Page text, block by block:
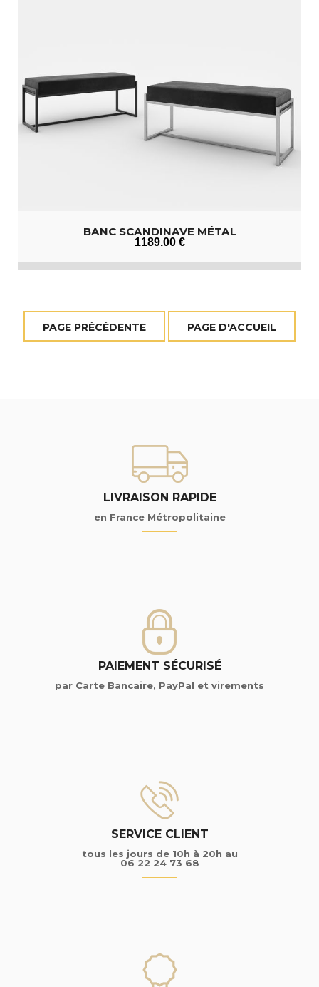
BANC SCANDINAVE MÉTAL
1189.00 €
LIVRAISON RAPIDE
en France Métropolitaine
PAIEMENT SÉCURISÉ
par Carte Bancaire, PayPal et virements
SERVICE CLIENT
tous les jours de 10h à 20h au
06 22 24 73 68